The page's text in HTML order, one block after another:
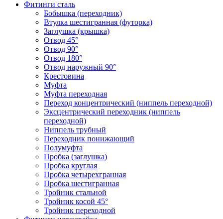
Фитинги сталь
Бобышка (переходник)
Втулка шестигранная (футорка)
Заглушка (крышка)
Отвод 45°
Отвод 90°
Отвод 180°
Отвод наружный 90°
Крестовина
Муфта
Муфта переходная
Переход концентрический (ниппель переходной)
Эксцентрический переходник (ниппель
переходной)
Ниппель трубный
Переходник понижающий
Полумуфта
Пробка (заглушка)
Пробка круглая
Пробка четырехгранная
Пробка шестигранная
Тройник стальной
Тройник косой 45°
Тройник переходной